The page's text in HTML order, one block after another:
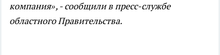
компания», - сообщили в пресс-службе
областного Правительства.